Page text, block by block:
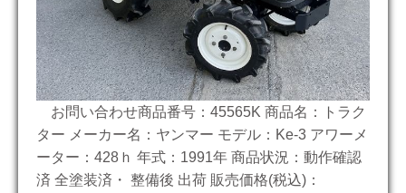
お問い合わせ商品番号：45565K 商品名：トラク
ター メーカー名：ヤンマー モデル：Ke-3 アワーメ
ーター：428ｈ 年式：1991年 商品状況：動作確認
済 全塗装済・ 整備後 出荷 販売価格(税込)：